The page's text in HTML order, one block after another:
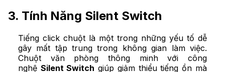
3. Tính Năng Silent Switch
Tiếng click chuột là một trong những yếu tố dễ
gây mất tập trung trong không gian làm việc.
Chuột văn phòng thông minh với công
nghệ Silent Switch giúp giảm thiểu tiếng ồn mà